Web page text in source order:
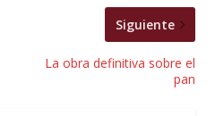
Siguiente
La obra definitiva sobre el
pan